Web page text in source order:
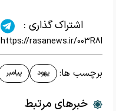
اشتراک گذاری :
https://rasanews.ir/003R8I
برچسب ها: یهود پیامبر
خبرهای مرتبط